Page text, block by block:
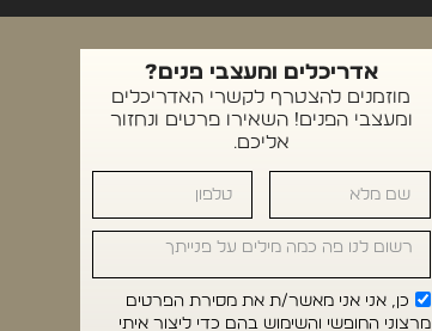
אדריכלים ומעצבי פנים?
מוזמנים להצטרף לקשרי האדריכלים
ומעצבי הפנים! השאירו פרטים ונחזור
אליכם.
כן, אני אני מאשר/ת את מסירת הפרטים
מרצוני החופשי והשימוש בהם כדי ליצור איתי